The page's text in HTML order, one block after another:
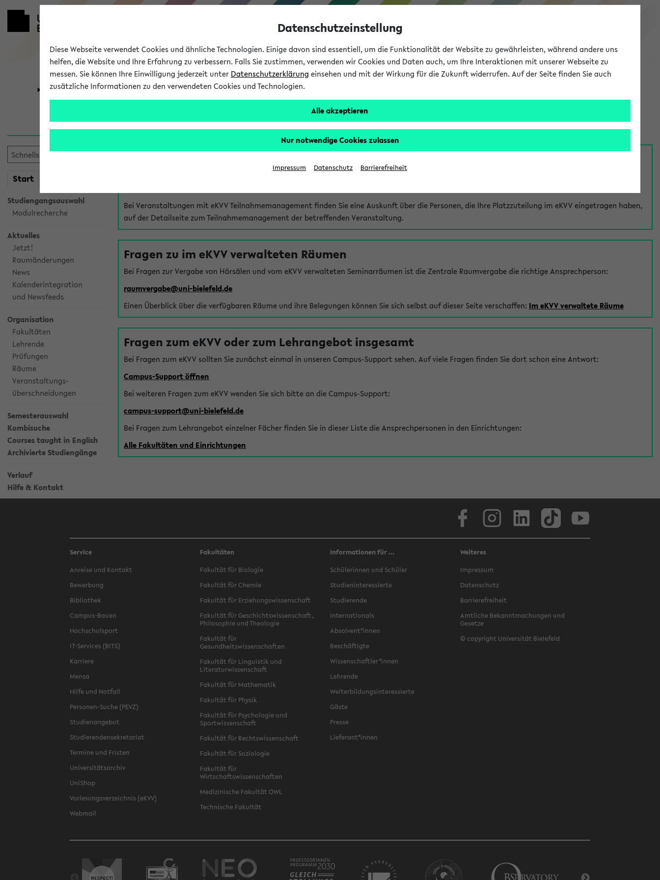
eKVV
Universität Forschung Studium
Start
Studiengangsauswahl
Modulrecherche
Aktuelles
Jetzt!
Raumänderungen
News
Kalenderintegration
und Newsfeeds
Organisation
Fakultäten
Lehrende
Prüfungen
Räume
Veranstaltungs-
überschneidungen
Semesterauswahl
Kombisuche
Courses taught in English
Archivierte Studiengänge
Verlauf
Hilfe & Kontakt
Hilfe & Kontakt
Bei Veranstaltungen mit eKVV Teilnahmemanagement finden Sie eine Auskunft über die Personen, die Ihre Platzzuteilung im eKVV eingetragen haben,
auf der Detailseite zum Teilnahmemanagement der betreffenden Veranstaltung.
Fragen zu im eKVV verwalteten Räumen
Bei Fragen zur Vergabe von Hörsälen und vom eKVV verwalteten Seminarräumen ist die Zentrale Raumvergabe die richtige Ansprechperson:
raumvergabe@uni-bielefeld.de
Einen Überblick über die verfügbaren Räume und ihre Belegungen können Sie sich selbst auf dieser Seite verschaffen: Im eKVV verwaltete Räume
Fragen zum eKVV oder zum Lehrangebot insgesamt
Bei Fragen zum eKVV sollten Sie zunächst einmal in unseren Campus-Support sehen. Auf viele Fragen finden Sie dort schon eine Antwort:
Campus-Support öffnen
Bei weiteren Fragen zum eKVV wenden Sie sich bitte an die Campus-Support:
campus-support@uni-bielefeld.de
Bei Fragen zum Lehrangebot einzelner Fächer finden Sie in dieser Liste die Ansprechpersonen in den Einrichtungen:
Alle Fakultäten und Einrichtungen
Service
Anreise und Kontakt
Bewerbung
Bibliothek
Campus-Bauen
Hochschulsport
IT-Services (BITS)
Karriere
Mensa
Hilfe und Notfall
Personen-Suche (PEVZ)
Studienangebot
Studierendensekretariat
Termine und Fristen
Universitätsarchiv
UniShop
Vorlesungsverzeichnis (eKVV)
Webmail
Fakultäten
Fakultät für Biologie
Fakultät für Chemie
Fakultät für Erziehungswissenschaft
Fakultät für Geschichtswissenschaft,
Philosophie und Theologie
Fakultät für
Gesundheitswissenschaften
Fakultät für Linguistik und
Literaturwissenschaft
Fakultät für Mathematik
Fakultät für Physik
Fakultät für Psychologie und
Sportwissenschaft
Fakultät für Rechtswissenschaft
Fakultät für Soziologie
Fakultät für
Wirtschaftswissenschaften
Medizinische Fakultät OWL
Technische Fakultät
Informationen für ...
Schülerinnen und Schüler
Studieninteressierte
Studierende
Internationals
Absolvent*innen
Beschäftigte
Wissenschaftler*innen
Lehrende
Weiterbildungsinteressierte
Gäste
Presse
Lieferant*innen
Weiteres
Impressum
Datenschutz
Barrierefreiheit
Amtliche Bekanntmachungen und
Gesetze
© copyright Universität Bielefeld
Datenschutzeinstellung
Diese Webseite verwendet Cookies und ähnliche Technologien. Einige davon sind essentiell, um die Funktionalität der Website zu gewährleisten, während andere uns
helfen, die Website und Ihre Erfahrung zu verbessern. Falls Sie zustimmen, verwenden wir Cookies und Daten auch, um Ihre Interaktionen mit unserer Webseite zu
messen. Sie können Ihre Einwilligung jederzeit unter Datenschutzerklärung einsehen und mit der Wirkung für die Zukunft widerrufen. Auf der Seite finden Sie auch
zusätzliche Informationen zu den verwendeten Cookies und Technologien.
Alle akzeptieren
Nur notwendige Cookies zulassen
Impressum Datenschutz Barrierefreiheit